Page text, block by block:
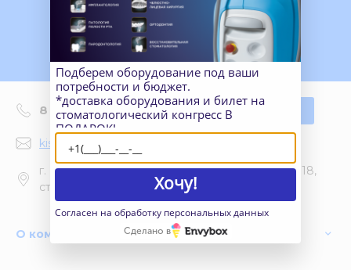
Задать вопрос
8 (800) 350 07 32 Заказать звонок
kisiracademy@gmail.com
г. Москва - пункт выдачи, Леснорядский пер., 18,
стр. 1
О компании
Подберем оборудование под ваши
потребности и бюджет.
*доставка оборудования и билет на
стоматологический конгресс В
ПОДАРОК!
Хочу!
Согласен на обработку персональных данных
Сделано в